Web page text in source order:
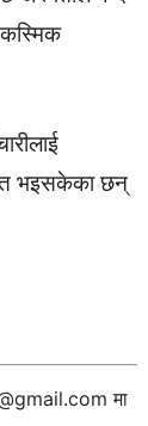
भइसकेका छन्
मा